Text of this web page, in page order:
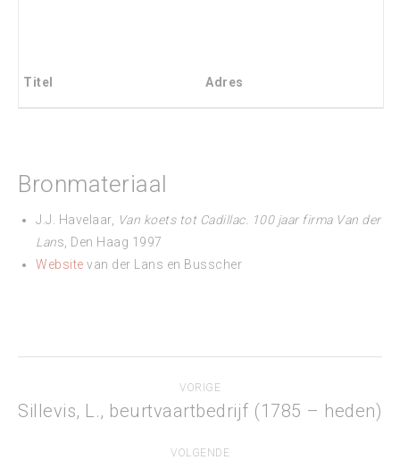
Titel Adres
Bronmateriaal
J.J. Havelaar,
Van koets tot Cadillac. 100 jaar firma Van der
Lans, Den Haag 1997
Website van der Lans en Busscher
navigation
VORIGE
Previous
Sillevis, L., beurtvaartbedrijf (1785 – heden)
VOLGENDE